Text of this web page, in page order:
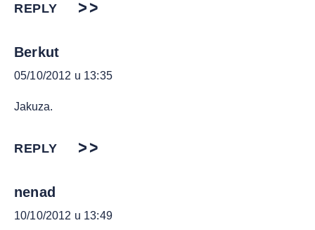
REPLY
Berkut
05/10/2012 u 13:35
Jakuza.
REPLY
nenad
10/10/2012 u 13:49